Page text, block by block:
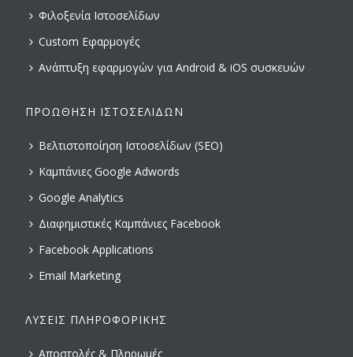
Φιλοξενία Ιστοσελίδων
Custom Εφαρμογές
Ανάπτυξη εφαρμογών για Android & iOS συσκευών
ΠΡΟΏΘΗΣΗ ΙΣΤΟΣΕΛΊΔΩΝ
Βελτιστοποίηση Ιστοσελίδων (SEO)
Καμπάνιες Google Adwords
Google Analytics
Διαφημιστικές Καμπάνιες Facebook
Facebook Applications
Email Marketing
ΛΎΣΕΙΣ ΠΛΗΡΟΦΟΡΙΚΉΣ
Αποστολές & Πληρωμές